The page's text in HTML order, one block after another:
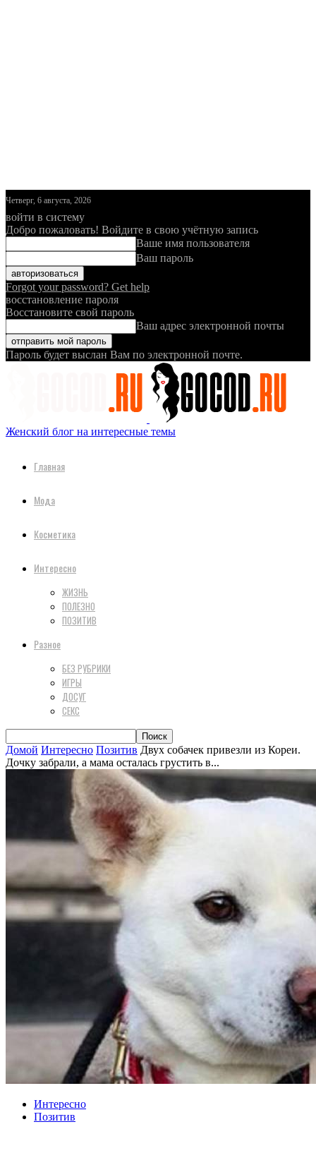
Четверг, 6 августа, 2026
войти в систему
Добро пожаловать! Войдите в свою учётную запись
Ваше имя пользователя
Ваш пароль
Forgot your password? Get help
восстановление пароля
Восстановите свой пароль
Ваш адрес электронной почты
Пароль будет выслан Вам по электронной почте.
Женский блог на интересные темы
Главная
Мода
Косметика
Интересно
ЖИЗНЬ
ПОЛЕЗНО
ПОЗИТИВ
Разное
БЕЗ РУБРИКИ
ИГРЫ
ДОСУГ
СЕКС
Домой Интересно Позитив Двух собачек привезли из Кореи.
Дочку забрали, а мама осталась грустить в...
Интересно
Позитив